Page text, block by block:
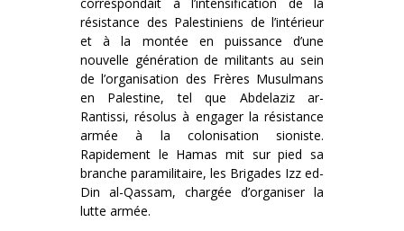
résistance des Palestiniens de l’intérieur
et à la montée en puissance d’une
nouvelle génération de militants au sein
de l’organisation des Frères Musulmans
en Palestine, tel que Abdelaziz ar-
Rantissi, résolus à engager la résistance
armée à la colonisation sioniste.
Rapidement le Hamas mit sur pied sa
branche paramilitaire, les Brigades Izz ed-
Din al-Qassam, chargée d’organiser la
lutte armée.